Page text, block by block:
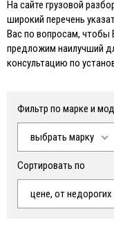
На сайте грузовой
широкий перечень
Вас по вопросам, чтобы
предложим наилучший
консультацию по
Фильтр по марке и
выбрать марку
Сортировать по
цене, от недорогих